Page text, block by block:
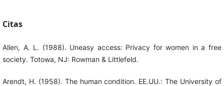
Citas
Allen, A. L. (1988). Uneasy access: Privacy for women in a free
society. Totowa, NJ: Rowman & Littlefeld.
Arendt, H. (1958). The human condition. EE.UU.: The University of